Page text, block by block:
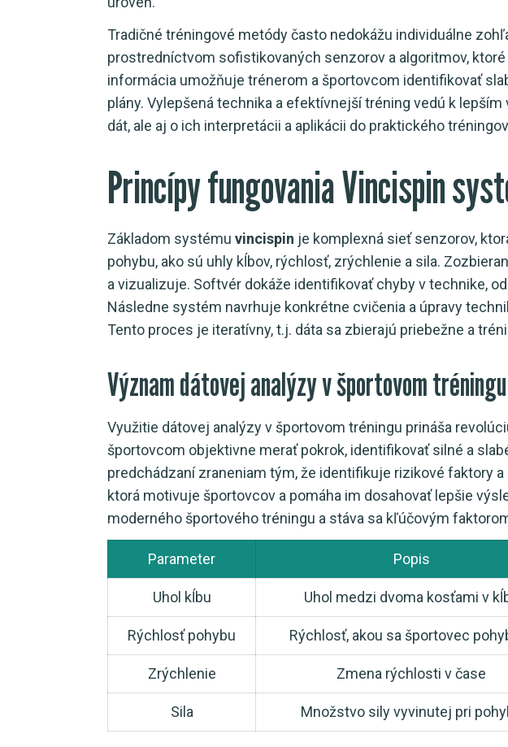
Tradičné tréningové metódy často nedokážu individuálne
prostredníctvom sofistikovaných senzorov a algoritmov,
informácia umožňuje trénerom a športovcom identifikovať
plány. Vylepšená technika a efektívnejší tréning vedú k
dát, ale aj o ich interpretácii a aplikácii do praktického
Princípy fungovania Vincispin
Základom systému vincispin je komplexná sieť senzorov,
pohybu, ako sú uhly kĺbov, rýchlosť, zrýchlenie a sila.
a vizualizuje. Softvér dokáže identifikovať chyby v technike,
Následne systém navrhuje konkrétne cvičenia a úpravy
Tento proces je iteratívny, t.j. dáta sa zbierajú priebežne a
Význam dátovej analýzy v športovom tréningu
Využitie dátovej analýzy v športovom tréningu prináša
športovcom objektivne merať pokrok, identifikovať silné a
predchádzaní zraneniam tým, že identifikuje rizikové faktory
ktorá motivuje športovcov a pomáha im dosahovať lepšie
moderného športového tréningu a stáva sa kľúčovým
Parameter Popis
Uhol kĺbu Uhol medzi dvoma kosťami v
Rýchlosť pohybu Rýchlosť, akou sa športovec
Zrýchlenie Zmena rýchlosti v čase
Sila Množstvo sily vyvinutej pri